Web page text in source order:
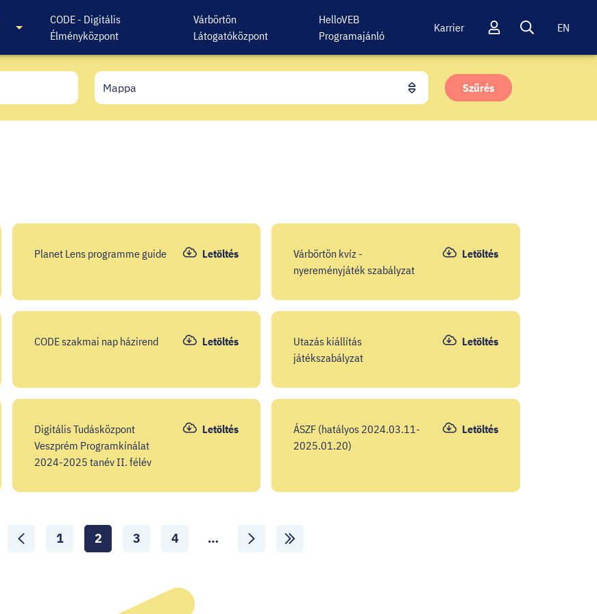
CODE - Digitális
Élményközpont
Várbörtön
Látogatóközpont
HelloVEB
Programajánló
Karrier
EN
Szűrés
Planet Lens programme guide Letöltés
Várbörtön kvíz -
nyereményjáték szabályzat
Letöltés
CODE szakmai nap házirend Letöltés
Utazás kiállítás
játékszabályzat
Letöltés
Digitális Tudásközpont
Veszprém Programkínálat
2024-2025 tanév II. félév
Letöltés
ÁSZF (hatályos 2024.03.11-
2025.01.20)
Letöltés
Lapozás
1 Aktuális
oldal:
2 Lapozás
3 Lapozás
4 …